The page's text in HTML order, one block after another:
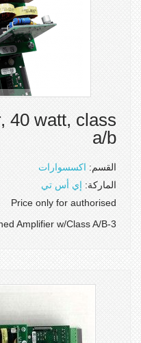
40 watt, class
a/b
القسم: اكسسوارات
الماركة: إي أس تي
Price only for authorised
3-ZA40A - 40 Watt Zoned Amplifier w/Class A/B